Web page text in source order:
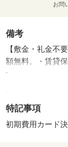
お問
備考
【敷金・礼金不
額無料。・賃貸
円）・維持費等
８００円／月・
ネットも無料で
す。自転車で龍
特記事項
初期費用カード